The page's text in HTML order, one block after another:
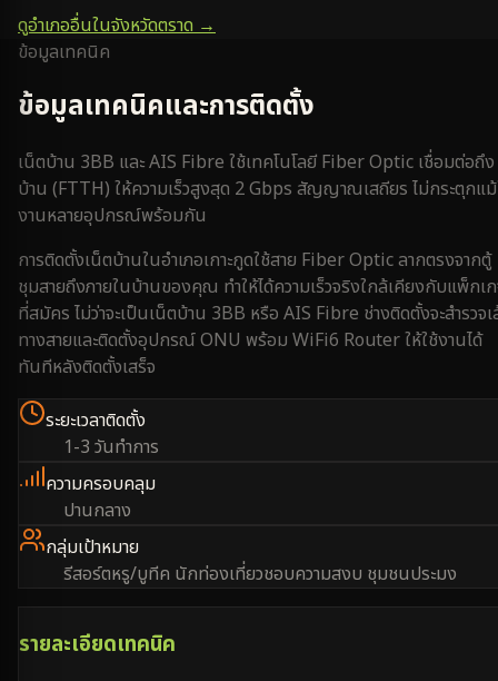
ดูอำเภออื่นในจังหวัดตราด →
ข้อมูลเทคนิค
ข้อมูลเทคนิคและการติดตั้ง
เน็ตบ้าน 3BB และ AIS Fibre ใช้เทคโนโลยี Fiber Optic เชื่อมต่อถึง
บ้าน (FTTH) ให้ความเร็วสูงสุด 2 Gbps สัญญาณเสถียร ไม่กระตุกแ
งานหลายอุปกรณ์พร้อมกัน
การติดตั้งเน็ตบ้านในอำเภอเกาะกูดใช้สาย Fiber Optic ลากตรงจากตู้
ชุมสายถึงภายในบ้านของคุณ ทำให้ได้ความเร็วจริงใกล้เคียงกับแพ็กเ
ที่สมัคร ไม่ว่าจะเป็นเน็ตบ้าน 3BB หรือ AIS Fibre ช่างติดตั้งจะสำรวจ
ทางสายและติดตั้งอุปกรณ์ ONU พร้อม WiFi6 Router ให้ใช้งานได้
ทันทีหลังติดตั้งเสร็จ
ระยะเวลาติดตั้ง
1-3 วันทำการ
ความครอบคลุม
ปานกลาง
กลุ่มเป้าหมาย
รีสอร์ตหรู/บูทีค นักท่องเที่ยวชอบความสงบ ชุมชนประมง
รายละเอียดเทคนิค